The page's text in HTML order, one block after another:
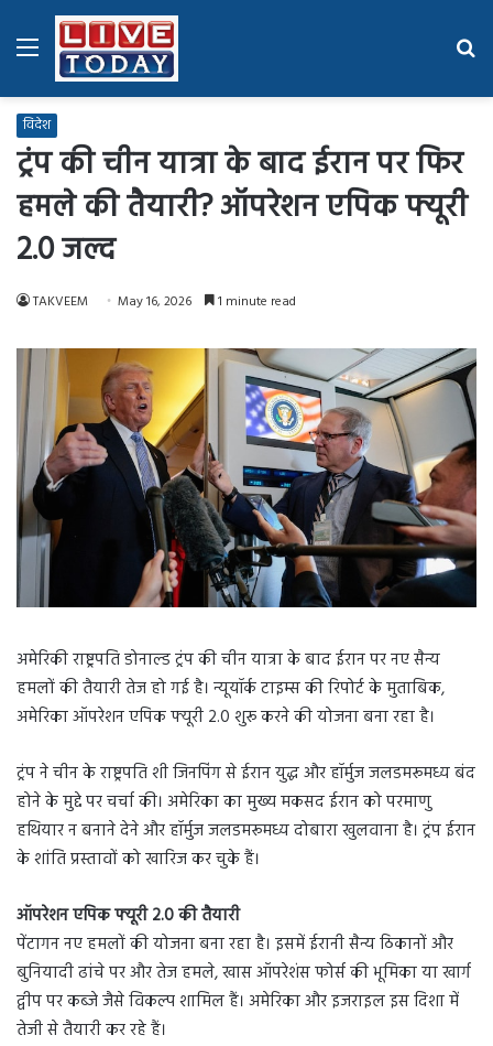
Menu
विदेश
ट्रंप की चीन यात्रा के बाद ईरान पर फिर
हमले की तैयारी? ऑपरेशन एपिक फ्यूरी
2.0 जल्द
TAKVEEM May 16, 2026 1 minute read
अमेरिकी राष्ट्रपति डोनाल्ड ट्रंप की चीन यात्रा के बाद ईरान पर नए सैन्य
हमलों की तैयारी तेज हो गई है। न्यूयॉर्क टाइम्स की रिपोर्ट के मुताबिक,
अमेरिका ऑपरेशन एपिक फ्यूरी 2.0 शुरू करने की योजना बना रहा है।
ट्रंप ने चीन के राष्ट्रपति शी जिनपिंग से ईरान युद्ध और हॉर्मुज जलडमरूमध्य बंद
होने के मुद्दे पर चर्चा की। अमेरिका का मुख्य मकसद ईरान को परमाणु
हथियार न बनाने देने और हॉर्मुज जलडमरूमध्य दोबारा खुलवाना है। ट्रंप ईरान
के शांति प्रस्तावों को खारिज कर चुके हैं।
ऑपरेशन एपिक फ्यूरी 2.0 की तैयारी
पेंटागन नए हमलों की योजना बना रहा है। इसमें ईरानी सैन्य ठिकानों और
बुनियादी ढांचे पर और तेज हमले, खास ऑपरेशंस फोर्स की भूमिका या खार्ग
द्वीप पर कब्जे जैसे विकल्प शामिल हैं। अमेरिका और इजराइल इस दिशा में
तेजी से तैयारी कर रहे हैं।